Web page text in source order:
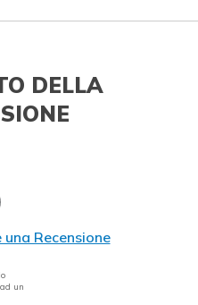
DELLA
una Recensione
un